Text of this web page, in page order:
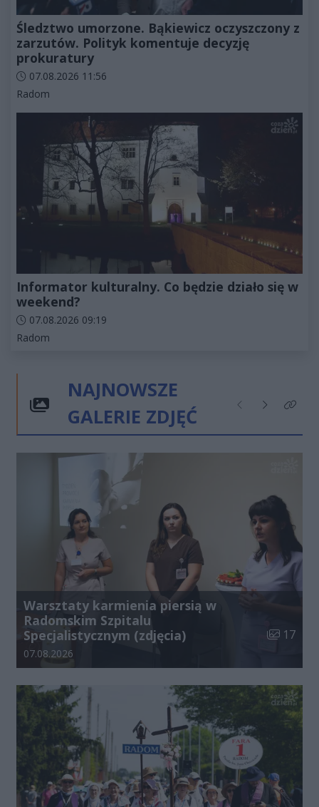
Śledztwo umorzone. Bąkiewicz oczyszczony z
zarzutów. Polityk komentuje decyzję
prokuratury
Data dodania artykułu:
07.08.2026 11:56
Kategorie artykułu:
Radom
Informator kulturalny. Co będzie działo się w
weekend?
Data dodania artykułu:
07.08.2026 09:19
Kategorie artykułu:
Radom
NAJNOWSZE
GALERIE ZDJĘĆ
Poprzednie
NastępneKliknij
Warsztaty karmienia piersią w
Radomskim Szpitalu
Specjalistycznym (zdjęcia)
Liczba
17
Data dodania galerii:
07.08.2026